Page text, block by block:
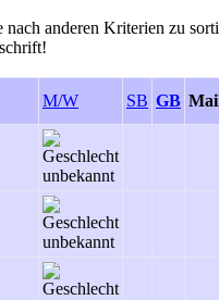
nach anderen Kriterien zu
M/W SB GB